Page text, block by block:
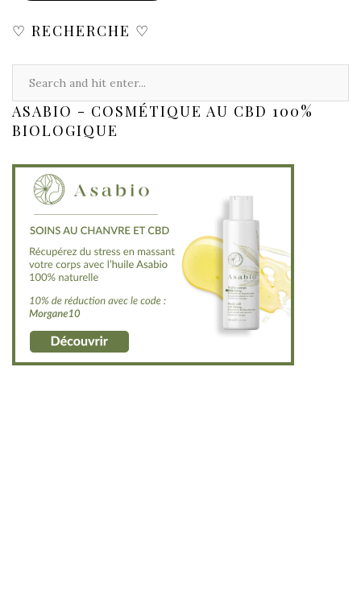
♡ RECHERCHE ♡
ASABIO - COSMÉTIQUE AU CBD 100%
BIOLOGIQUE